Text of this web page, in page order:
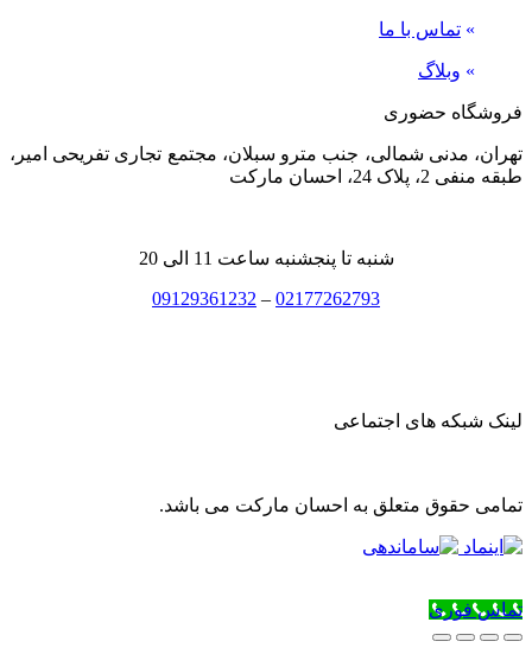
» تماس با ما
» وبلاگ
فروشگاه حضوری
تهران، مدنی شمالی، جنب مترو سبلان، مجتمع تجاری تفریحی امیر،
طبقه منفی 2، پلاک 24، احسان مارکت
شنبه تا پنجشنبه ساعت 11 الی 20
02177262793
–
09129361232
لینک شبکه های اجتماعی
تمامی حقوق متعلق به احسان مارکت می باشد.
تماس فوری